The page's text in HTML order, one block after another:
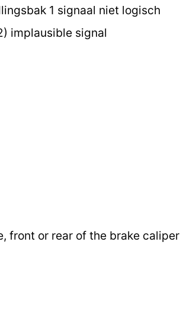
1 signaal niet logisch
implausible signal
front or rear of the brake caliper